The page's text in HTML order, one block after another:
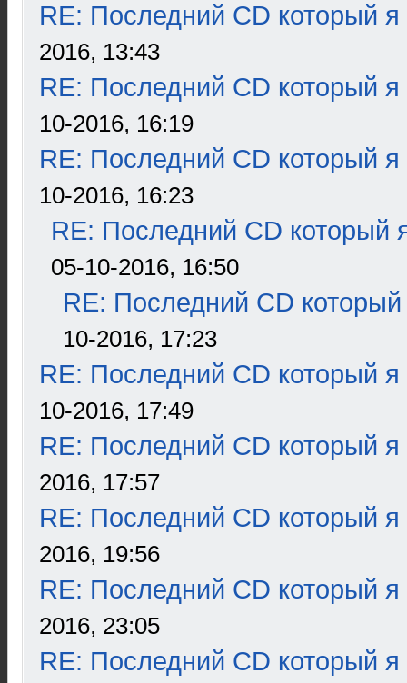
RE: Последний CD который я
2016, 13:43
RE: Последний CD который я
10-2016, 16:19
RE: Последний CD который я
10-2016, 16:23
RE: Последний CD который
05-10-2016, 16:50
RE: Последний CD который
10-2016, 17:23
RE: Последний CD который я
10-2016, 17:49
RE: Последний CD который я
2016, 17:57
RE: Последний CD который я
2016, 19:56
RE: Последний CD который я
2016, 23:05
RE: Последний CD который я